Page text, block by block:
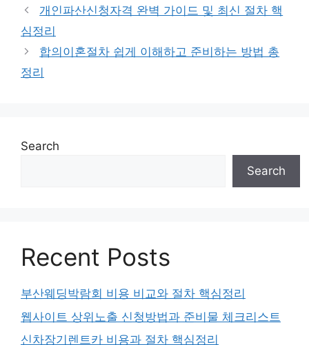
개인파산신청자격 완벽 가이드 및 최신 절차 핵
심정리
합의이혼절차 쉽게 이해하고 준비하는 방법 총
정리
Search
Search
Recent Posts
부산웨딩박람회 비용 비교와 절차 핵심정리
웹사이트 상위노출 신청방법과 준비물 체크리스트
신차장기렌트카 비용과 절차 핵심정리